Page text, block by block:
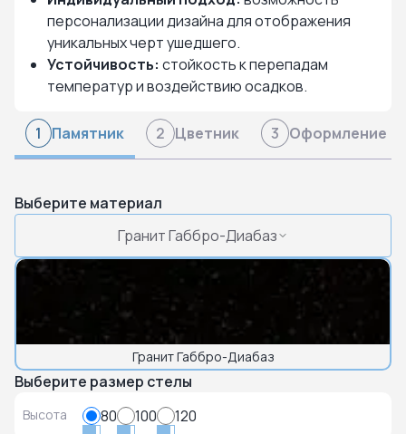
персонализации дизайна для отображения
уникальных черт ушедшего.
Устойчивость: стойкость к перепадам
температур и воздействию осадков.
1 Памятник 2 Цветник 3 Оформление
Выберите материал
Гранит Габбро-Диабаз
Гранит Габбро-Диабаз
Выберите размер стелы
Высота 80 100 120